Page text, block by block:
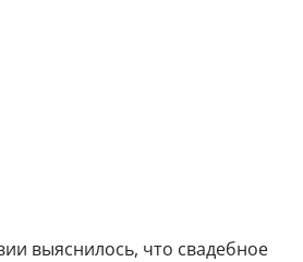
выяснилось, что свадебное